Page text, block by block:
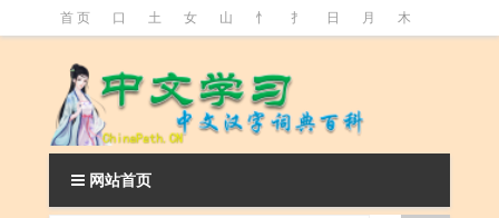
首 页 口 土 女 山 忄 扌 日 月 木
釒 阝 魚
网站首页